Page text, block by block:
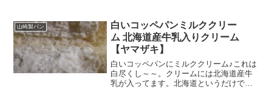
山崎製パン
白いコッペパンミルククリー
ム 北海道産牛乳入りクリーム
【ヤマザキ】
白いコッペパンにミルククリーム♪これは
白尽くし～～。クリームには北海道産牛
乳が入ってます。北海道というだけでな